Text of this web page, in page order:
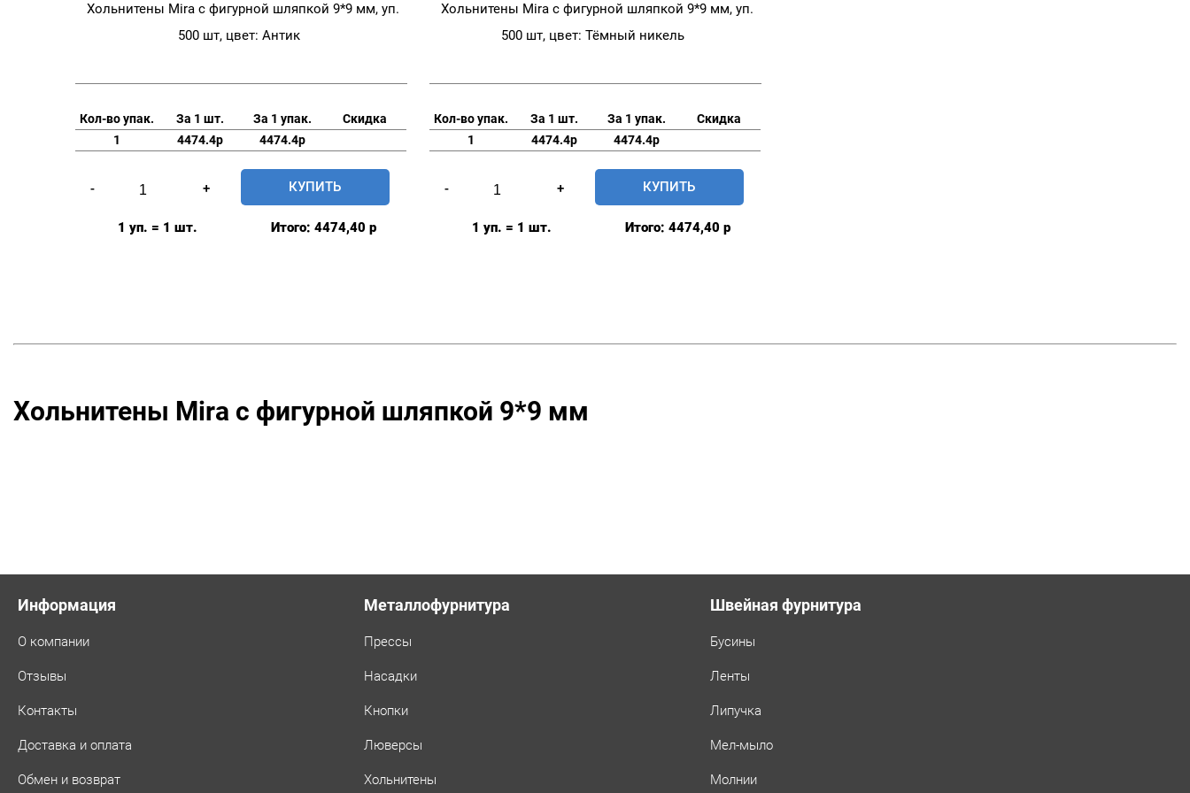
Хольнитены Mira с фигурной шляпкой 9*9 мм, уп.
500 шт, цвет: Антик
Кол-во упак. За 1 шт. За 1 упак.
Скидка
1
4474.4р 4474.4р
-
товара
Хольнитены
мм,
шт,
+ КУПИТЬ
1 уп. = 1 шт. Итого: 4474,40 р
Хольнитены Mira с фигурной шляпкой 9*9 мм, уп.
500 шт, цвет: Тёмный никель
Кол-во упак. За 1 шт. За 1 упак.
Скидка
1
4474.4р 4474.4р
-
товара
Хольнитены
мм,
шт,
+ КУПИТЬ
1 уп. = 1 шт. Итого: 4474,40 р
Хольнитены Mira с фигурной шляпкой 9*9 мм
Информация
О компании
Отзывы
Контакты
Доставка и оплата
Обмен и возврат
Металлофурнитура
Прессы
Насадки
Кнопки
Люверсы
Хольнитены
Швейная фурнитура
Бусины
Ленты
Липучка
Мел-мыло
Молнии